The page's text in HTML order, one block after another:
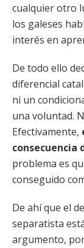
cualquier otro
los galeses
interés en
De todo ello
diferencial
ni un
una voluntad.
Efectivamente,
consecuencia
problema es
conseguido
De ahí que el
separatista
argumento,